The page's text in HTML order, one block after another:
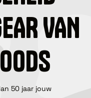
VAN
50 jaar jouw